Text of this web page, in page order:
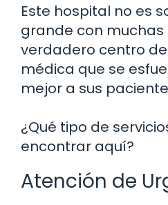
Este hospital no es
grande con muchas
verdadero centro
médica que se
mejor a sus
¿Qué tipo de
encontrar aquí?
Atención de